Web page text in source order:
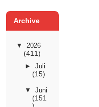
Archive
▼ 2026
(411)
► Juli
(15)
▼ Juni
(151